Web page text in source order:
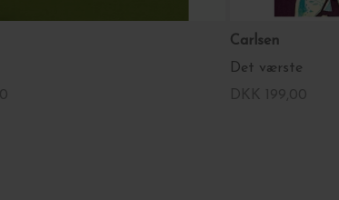
Carlsen
Det værste